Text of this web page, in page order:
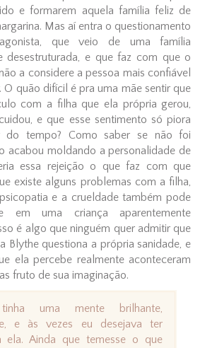
e formarem aquela família feliz de
Mas aí entra o questionamento
que veio de uma família
desestruturada, e que faz com que o
a considere a pessoa mais confiável
O quão difícil é pra uma mãe sentir que
com a filha que ela própria gerou,
e que esse sentimento só piora
do tempo? Como saber se não foi
acabou moldando a personalidade de
essa rejeição o que faz com que
existe alguns problemas com a filha,
e a crueldade também pode
em uma criança aparentemente
é algo que ninguém quer admitir que
Blythe questiona a própria sanidade, e
ela percebe realmente aconteceram
fruto de sua imaginação.
uma mente brilhante,
e às vezes eu desejava ter
ela. Ainda que temesse o que